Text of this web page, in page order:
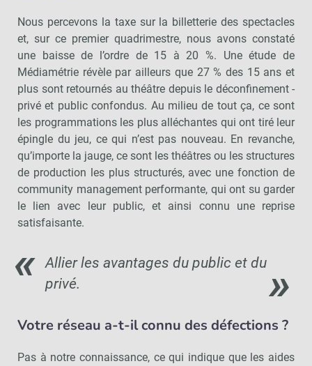
Nous percevons la taxe sur la billetterie des spectacles
et, sur ce premier quadrimestre, nous avons constaté
une baisse de l’ordre de 15 à 20 %. Une étude de
Médiamétrie révèle par ailleurs que 27 % des 15 ans et
plus sont retournés au théâtre depuis le déconfinement -
privé et public confondus. Au milieu de tout ça, ce sont
les programmations les plus alléchantes qui ont tiré leur
épingle du jeu, ce qui n’est pas nouveau. En revanche,
qu’importe la jauge, ce sont les théâtres ou les structures
de production les plus structurés, avec une fonction de
community management performante, qui ont su garder
le lien avec leur public, et ainsi connu une reprise
satisfaisante.
Allier les avantages du public et du
privé.
Votre réseau a-t-il connu des défections ?
Pas à notre connaissance, ce qui indique que les aides